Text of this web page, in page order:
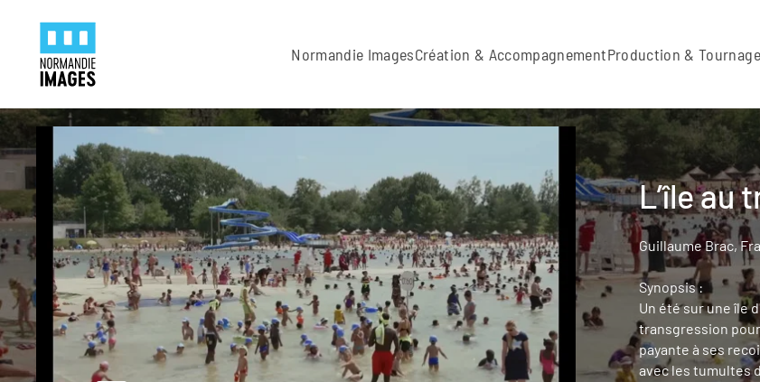
Skip to main content
Normandie ImagesCréation & AccompagnementProduction &
L’île au
Guillaume Brac,
Synopsis :
Un été sur une île
transgression
payante à ses
avec les tumultes